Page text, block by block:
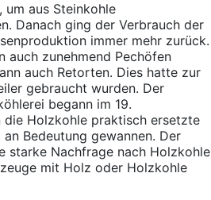
um aus Steinkohle
Danach ging der Verbrauch der
immer mehr zurück.
auch zunehmend Pechöfen
auch Retorten. Dies hatte zur
gebraucht wurden. Der
begann im 19.
die Holzkohle praktisch ersetzte
Bedeutung gewannen. Der
starke Nachfrage nach Holzkohle
mit Holz oder Holzkohle